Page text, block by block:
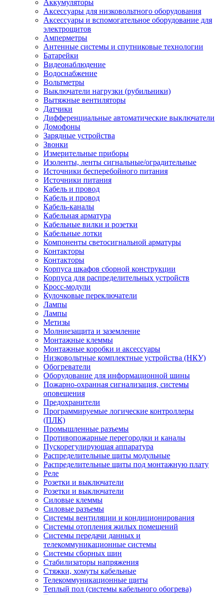
Аккумуляторы
Аксессуары для низковольтного оборудования
Аксессуары и вспомогательное оборудование для
электрощитов
Амперметры
Антенные системы и спутниковые технологии
Батарейки
Видеонаблюдение
Водоснабжение
Вольтметры
Выключатели нагрузки (рубильники)
Вытяжные вентиляторы
Датчики
Дифференциальные автоматические выключатели
Домофоны
Зарядные устройства
Звонки
Измерительные приборы
Изоленты, ленты сигнальные/оградительные
Источники бесперебойного питания
Источники питания
Кабель и провод
Кабель и провод
Кабель-каналы
Кабельная арматура
Кабельные вилки и розетки
Кабельные лотки
Компоненты светосигнальной арматуры
Контакторы
Контакторы
Корпуса шкафов сборной конструкции
Корпуса для распределительных устройств
Кросс-модули
Кулочковые переключатели
Лампы
Лампы
Метизы
Молниезащита и заземление
Монтажные клеммы
Монтажные коробки и аксессуары
Низковольтные комплектные устройства (НКУ)
Обогреватели
Оборудование для информационной шины
Пожарно-охранная сигнализация, системы
оповещения
Предохранители
Программируемые логические контроллеры
(ПЛК)
Промышленные разъемы
Противопожарные перегородки и каналы
Пускорегулирующая аппаратура
Распределительные щиты модульные
Распределительные щиты под монтажную плату
Реле
Розетки и выключатели
Розетки и выключатели
Силовые клеммы
Силовые разъемы
Системы вентиляции и кондиционирования
Системы отопления жилых помещений
Системы передачи данных и
телекоммуникационные системы
Системы сборных шин
Стабилизаторы напряжения
Стяжки, хомуты кабельные
Телекоммуникационные щиты
Теплый пол (системы кабельного обогрева)